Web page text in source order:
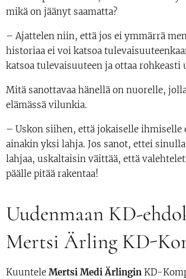
mikä on jäänyt saamatta?
– Ajattelen niin, että jos ei ymmärrä
historiaa ei voi katsoa
katsoa tulevaisuuteen ja ottaa rohkeasti
Mitä sanottavaa hänellä on nuorelle,
elämässä vilunkia.
– Uskon siihen, että jokaiselle ihmiselle
ainakin yksi lahja. Jos sanot, ettei
lahjaa, uskaltaisin väittää, että
päälle pitää rakentaa!
Uudenmaan KD-
Mertsi Ärling KD-
Kuuntele Mertsi Medi Ärlingin KD-